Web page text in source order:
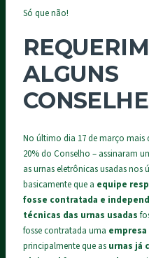
Só que não!
ALGUNS
No último dia 17 de março mais
20% do Conselho – assinaram
as urnas eletrônicas usadas
basicamente que a equipe
fosse contratada e
técnicas das urnas usadas
fosse contratada uma
principalmente que as urnas já